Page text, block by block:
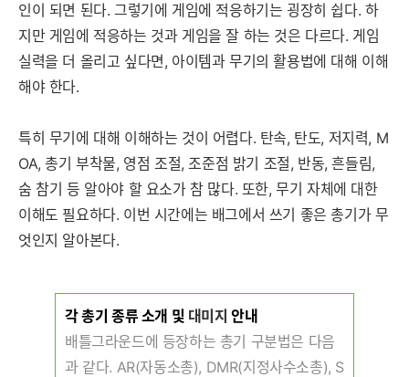
인이 되면 된다. 그렇기에 게임에 적응하기는 굉장히 쉽다. 하
지만 게임에 적응하는 것과 게임을 잘 하는 것은 다르다. 게임
실력을 더 올리고 싶다면, 아이템과 무기의 활용법에 대해 이해
해야 한다.
특히 무기에 대해 이해하는 것이 어렵다. 탄속, 탄도, 저지력, M
OA, 총기 부착물, 영점 조절, 조준점 밝기 조절, 반동, 흔들림,
숨 참기 등 알아야 할 요소가 참 많다. 또한, 무기 자체에 대한
이해도 필요하다. 이번 시간에는 배그에서 쓰기 좋은 총기가 무
엇인지 알아본다.
각 총기 종류 소개 및 대미지안내
배틀그라운드에 등장하는 총기 구분법은 다음
과 같다. AR(자동소총), DMR(지정사수소총), S